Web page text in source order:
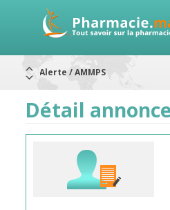
Aureomycine ophtalmique :
Nouveau : Déclaration
ARRÊT DE COMMERCIALISATION
RAPPELS DE LOTS
Rappel de lots :
Détail